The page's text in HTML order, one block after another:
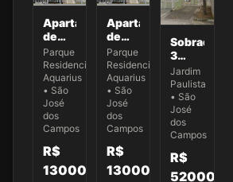
Apartamento
de
132,87
m² no
Ed.
New
York -
Apto
22
Parque
Residencial
Aquarius
• São
José
dos
Campos
R$
1300000
Apartamento
de
132,87
m² no
Ed.
New
York -
Apto
61
Parque
Residencial
Aquarius
• São
José
dos
Campos
R$
1300000
Sobrado
3
dormitórios
no
Condomínio
Villa
Cambuí
-
Casa
032
Jardim
Paulista
• São
José
dos
Campos
R$
520000